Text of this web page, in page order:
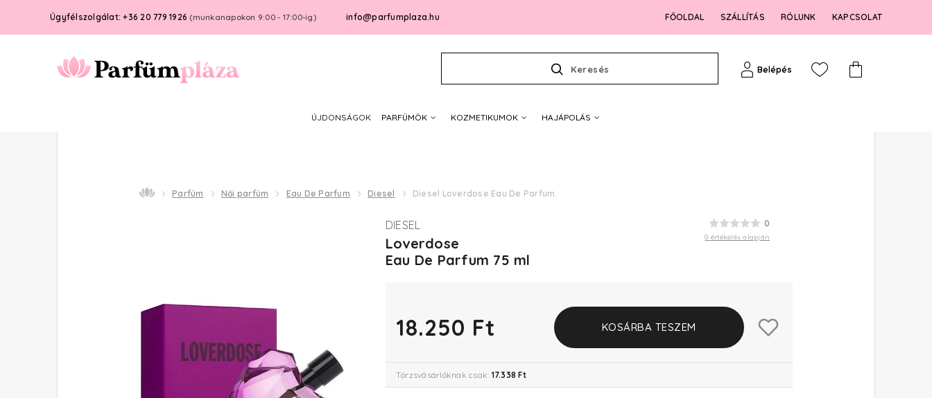
Ügyfélszolgálat: +36 20 779 1926 (munkanapokon 9:00 - 17:00-ig) info@parfumplaza.hu FŐOLDAL SZÁLLÍTÁS RÓLUNK KAPCSOLAT
Keresés Belépés
ÚJDONSÁGOK PARFÜMÖK KOZMETIKUMOK HAJÁPOLÁS
Parfüm Női parfüm Eau De Parfum Diesel Diesel Loverdose Eau De Parfum
0
0 értékelés alapján
DIESEL
Loverdose
Eau De Parfum 75 ml
18.250 Ft KOSÁRBA TESZEM
Törzsvásárlóknak csak: 17.338 Ft